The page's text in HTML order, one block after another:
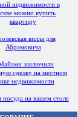
недвижимости в
можно купить
квартиру
вилла для
Абрамовича
заключили
сделку на местном
недвижимости
посуда на вашем столе